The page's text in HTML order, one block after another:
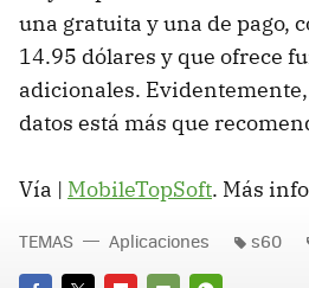
una gratuita y una de pago,
14.95 dólares y que ofrece
adicionales.
datos está más que
Vía | MobileTopSoft. Más
TEMAS Aplicaciones s60